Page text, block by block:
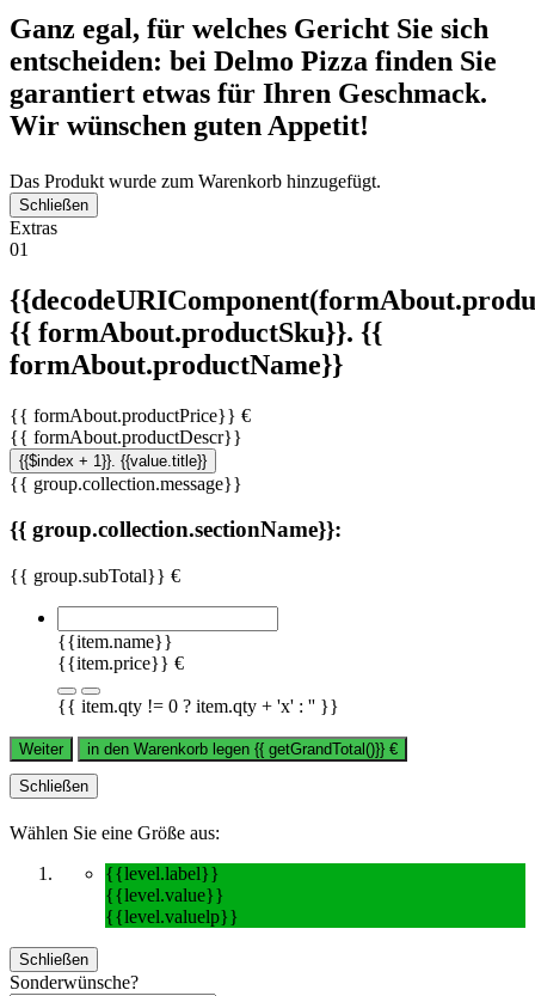
Ganz egal, für welches Gericht Sie sich
entscheiden: bei Delmo Pizza finden Sie
garantiert etwas für Ihren Geschmack.
Wir wünschen guten Appetit!
Das Produkt wurde zum Warenkorb hinzugefügt.
Schließen
Extras
01
{{ formAbout.productSku}}. {{
formAbout.productName}}
{{ formAbout.productPrice}} €
{{ formAbout.productDescr}}
{{$index + 1}}. {{value.title}}
{{ group.collection.message}}
{{ group.collection.sectionName}}:
{{ group.subTotal}} €
{{item.name}}
{{item.price}} €
{{ item.qty != 0 ? item.qty + 'x' : '' }}
Weiter in den Warenkorb legen {{ getGrandTotal()}} €
Schließen
Wählen Sie eine Größe aus:
{{level.label}}
{{level.value}}
{{level.valuelp}}
Schließen
Sonderwünsche?